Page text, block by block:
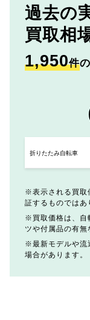
過去の
買取相
1,950件
表示される買
証するものではあ
買取価格は、
ツや付属品の有無
最新モデルや
場合があります。